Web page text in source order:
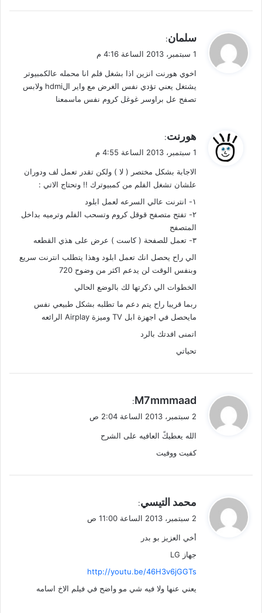
ي
ل
سلمان:
1 سبتمبر، 2013 الساعة 4:16 م
اخوي هورنت انزين اذا بشغل فلم انا محمله عالكمبيوتر
يشتغل يعني تؤدي نفس الغرض مع واير الhdmi ولابس
تصفح عل براوسر غوغل كروم نفس ماسمعنا
ل
هورنت:
1 سبتمبر، 2013 الساعة 4:55 م
الاجابة بشكل مختصر ( لا ) ولكن تقدر تعمل لف ودوران
علشان تشغل الفلم من كمبيوترك !! وتحتاج الاتي :
١- انترنت عالي السرعه لعمل ابلود
٢- تفتح متصفح قوقل كروم وتسحب الفلم وترميه بداخل
المتصفح
٣- تعمل للصفحة ( كاست ) عرض على هذي القطعه
الي راح يحصل انك تعمل ابلود وهذا يتطلب انترنت سريع
وبنفس الوقت لن يدعم اكثر من وضوح 720
الخطوات الي ذكرتها لك بالوضع الحالي
ربما قريبا راح يتم دعم ما تطلبه بشكل طبيعي نفس
مايحصل في اجهزة ابل TV وميزة Airplay الرائعه
اتمنى افدتك بالرد
تحياتي
ي
ل
M7mmmaad
:
2 سبتمبر، 2013 الساعة 2:04 ص
الله يعطيكً العافيه على الشرح
كفيت ووفيت
ل
محمد التيسي:
2 سبتمبر، 2013 الساعة 11:00 ص
أخي العزيز بو بدر
جهاز LG
http://youtu.be/46H3v6jGGTs
يعني عنها ولا فيه شي مو واضح في فيلم الاخ اسامه